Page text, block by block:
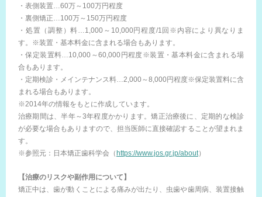
・表側装置…60万～100万円程度
・裏側矯正…100万～150万円程度
・処置（調整）料…1,000～10,000円程度/1回※内容により異なりま
す。※装置・基本料金に含まれる場合もあります。
・保定装置料…10,000～60,000円程度※装置・基本料金に含まれる場
合もあります。
・定期検診・メインテナンス料…2,000～8,000円程度※保定装置料に含
まれる場合もあります。
※2014年の情報をもとに作成しています。
治療期間は、半年～3年程度かかります。矯正治療後に、定期的な検診
が必要な場合もありますので、担当医師に直接確認することが望まれま
す。
※参照元：日本矯正歯科学会（ https://www.jos.gr.jp/about）
【治療のリスクや副作用について】
矯正中は、歯が動くことによる痛みが出たり、虫歯や歯周病、装置接触